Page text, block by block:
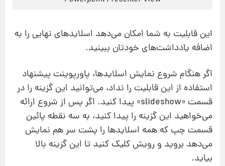
این قابلیت به شما امکان می‌دهد اسلایدهای‌ نهایی را به
اضافه یادداشت‌های خودتان ببینید.
اگر هنگام شروع نمایش اسلایدها، پاورپوینت پیشنهاد
استفاده از این قابلیت را نداد، می‌توانید این گزینه را در
قسمت «slideshow» پیدا کنید. اگر پس از شروع ارائه
می‌خواهید این گزینه را پیدا کنید، به سه نقطه پائین
قسمت چپ که همه اسلایدها را پشت سر هم نمایش
می‌دهد بروید و رویش کلیک کنید تا این گزینه بالا
بیاید.